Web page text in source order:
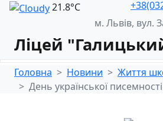
21.8°С
м. Львів, вул.
Ліцей
Головна Новини
Життя
День української